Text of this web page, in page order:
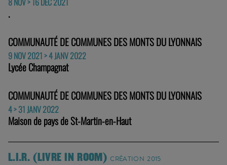
.
COMMUNAUTÉ DE COMMUNES DES MONTS DU LYONNAIS
9 NOV 2021 > 4 JANV 2022
Lycée Champagnat
COMMUNAUTÉ DE COMMUNES DES MONTS DU LYONNAIS
4 > 31 JANV 2022
Maison de pays de St-Martin-en-Haut
L.I.R. (LIVRE IN ROOM)CRÉATION 2015